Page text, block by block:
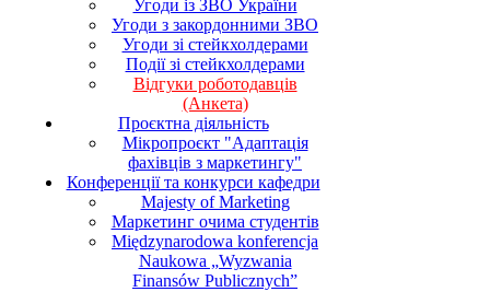
Угоди із ЗВО України
Угоди з закордонними ЗВО
Угоди зі стейкхолдерами
Події зі стейкхолдерами
Відгуки роботодавців
(Анкета)
Проєктна діяльність
Мікропроєкт "Адаптація
фахівців з маркетингу"
Конференції та конкурси кафедри
Majesty of Marketing
Маркетинг очима студентів
Międzynarodowa konferencja
Naukowa „Wyzwania
Finansów Publicznych”